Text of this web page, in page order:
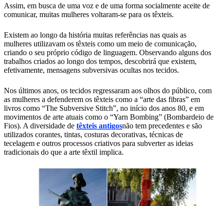
Assim, em busca de uma voz e de uma forma socialmente aceite de
comunicar, muitas mulheres voltaram-se para os têxteis.
Existem ao longo da história muitas referências nas quais as
mulheres utilizavam os têxteis como um meio de comunicação,
criando o seu próprio código de linguagem. Observando alguns dos
trabalhos criados ao longo dos tempos, descobrirá que existem,
efetivamente, mensagens subversivas ocultas nos tecidos.
Nos últimos anos, os tecidos regressaram aos olhos do público, com
as mulheres a defenderem os têxteis como a “arte das fibras” em
livros como “The Subversive Stitch”, no início dos anos 80, e em
movimentos de arte atuais como o “Yarn Bombing” (Bombardeio de
Fios). A diversidade de têxteis antigosnão tem precedentes e são
utilizados corantes, tintas, costuras decorativas, técnicas de
tecelagem e outros processos criativos para subverter as ideias
tradicionais do que a arte têxtil implica.